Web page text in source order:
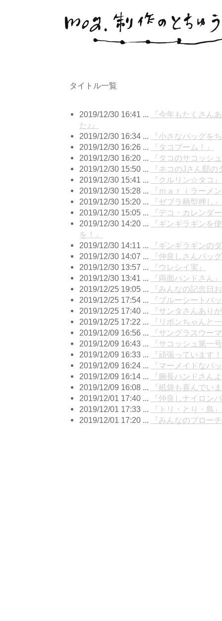
タイトル一覧
2019/12/30 16:41 ...
『今年もたくさん
た♪』
2019/12/30 16:34 ...
『小さなバッグを
2019/12/30 16:26 ...
『タコブーム！』
2019/12/30 16:20 ...
『タコのサコッシ
2019/12/30 15:50 ...
『ネコのJさん邸
2019/12/30 15:41 ...
『クルリン☆タコ』
2019/12/30 15:28 ...
『ｍａｒｉラーメ
2019/12/30 15:20 ...
『ゼブラ柄型押し』
2019/12/30 15:05 ...
『デコ・カレンダ
2019/12/30 14:20 ...
『ギンギラギンを
を！』
2019/12/30 14:11 ...
『ギンギラギンの
2019/12/30 14:07 ...
『仲良しさんバッ
2019/12/30 13:57 ...
『ウレシイ実』
2019/12/30 13:41 ...
『両面ハンドさん』
2019/12/25 19:05 ...
『みんなの記念
2019/12/25 17:54 ...
『ブルーシートバ
2019/12/25 17:40 ...
『サンタさんあり
2019/12/25 17:22 ...
『リボンちゃんと
2019/12/09 16:56 ...
『サングラスウー
2019/12/09 16:43 ...
『サコッシュ第一
2019/12/09 16:33 ...
『頑張っています
2019/12/09 16:24 ...
『マーメイドなバ
2019/12/09 16:14 ...
『腕長ハンドさん
2019/12/09 16:08 ...
『紙袋も喜んでい
2019/12/01 17:40 ...
『仲良しナイロン
2019/12/01 17:33 ...
『トリ・とり・鳥』
2019/12/01 17:20 ...
『みんなのブロー